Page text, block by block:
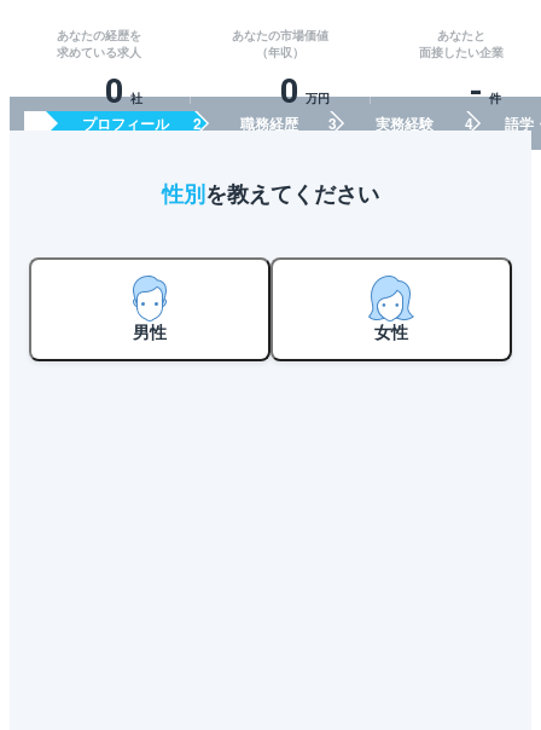
あなたの経歴を
求めている求人
0 社
あなたの市場価値
（年収）
0 万円
あなたと
面接したい企業
- 件
プロフィール 職務経歴 実務経験 語学
性別を教えてください
男性 女性